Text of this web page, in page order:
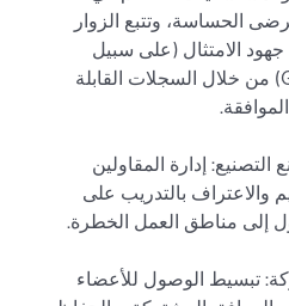
الحساسة، وتتبع الزوار
الامتثال (على سبيل
المثال، HIPAA و GDPR) من خلال السجلات القابلة
التصنيع: إدارة المقاولين
والاعتراف بالتدريب على
إلى مناطق العمل الخطرة.
تبسيط الوصول للأعضاء